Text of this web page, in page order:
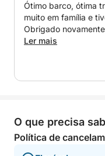
dia no mar, sempre
bordo de uma
Sol.
Ótimo barco, ótima
muito em família e
Obrigado
Ler mais
O que precisa
Política de